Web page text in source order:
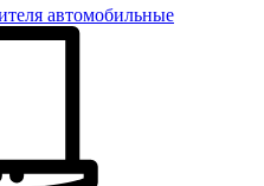
автомобильные